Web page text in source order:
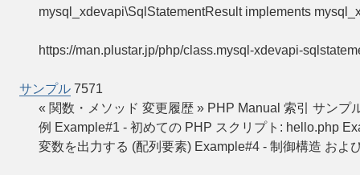
mysql_xdevapi\SqlStatementResult implements
https://man.plustar.jp/php/class.mysql-xdevapi-
サンプル 7571
« 関数・メソッド 変更履歴 » PHP Manual 索引 サン
例 Example#1 - 初めての PHP スクリプト: hello.php
変数を出力する (配列要素) Example#4 - 制御構造 およ